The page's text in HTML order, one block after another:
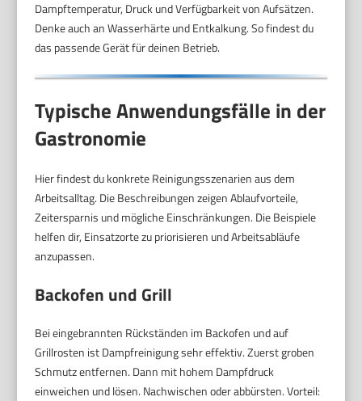
Dampftemperatur, Druck und Verfügbarkeit von Aufsätzen.
Denke auch an Wasserhärte und Entkalkung. So findest du
das passende Gerät für deinen Betrieb.
Typische Anwendungsfälle in der
Gastronomie
Hier findest du konkrete Reinigungsszenarien aus dem
Arbeitsalltag. Die Beschreibungen zeigen Ablaufvorteile,
Zeitersparnis und mögliche Einschränkungen. Die Beispiele
helfen dir, Einsatzorte zu priorisieren und Arbeitsabläufe
anzupassen.
Backofen und Grill
Bei eingebrannten Rückständen im Backofen und auf
Grillrosten ist Dampfreinigung sehr effektiv. Zuerst groben
Schmutz entfernen. Dann mit hohem Dampfdruck
einweichen und lösen. Nachwischen oder abbürsten. Vorteil: